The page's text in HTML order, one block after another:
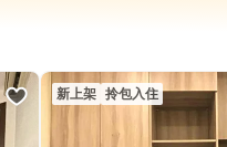
新上架 拎包入住